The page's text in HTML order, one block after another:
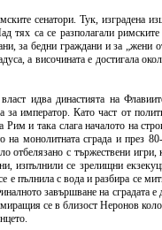
сенатори. Тук, изградена
тях са се разполагали римските
за бедни граждани и за „жени
а височината е достигала
идва династията на
император. Като част от
и така слага началото на
монолитната сграда и през
отбелязано с тържествени
изпълнили се зрелищни
е пълнила с вода и разбира се
завършване на сградата
се в близост Неронов